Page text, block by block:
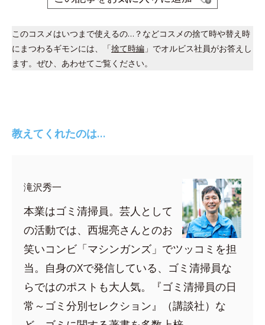
このコスメはいつまで使えるの…？などコスメの捨て時や替え時
にまつわるギモンには、「捨て時編 」でオルビス社員がお答えし
ます。ぜひ、あわせてご覧ください。
教えてくれたのは…
滝沢秀一
本業はゴミ清掃員。芸人として
の活動では、西堀亮さんとのお
笑いコンビ「マシンガンズ」でツッコミを担
当。自身のXで発信している、ゴミ清掃員な
らではのポストも大人気。『ゴミ清掃員の日
常～ゴミ分別セレクション』（講談社）な